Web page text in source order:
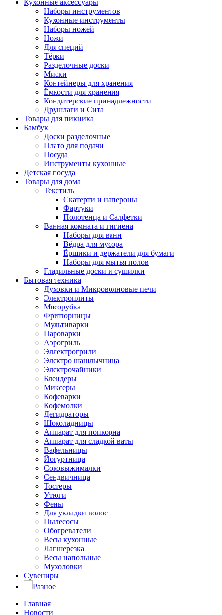
Кухонные аксессуары
Наборы инструментов
Кухонные инструменты
Наборы ножей
Ножи
Для специй
Тёрки
Разделочные доски
Миски
Контейнеры для хранения
Ёмкости для хранения
Кондитерские принадлежности
Друшлаги и Сита
Товары для пикника
Бамбук
Доски разделочные
Плато для подачи
Посуда
Инструменты кухонные
Детская посуда
Товары для дома
Текстиль
Скатерти и напероны
Фартуки
Полотенца и Салфетки
Ванная комната и гигиена
Наборы для ванн
Вёдра для мусора
Ёршики и держатели для бумаги
Наборы для мытья полов
Гладильные доски и сушилки
Бытовая техника
Духовки и Микроволновые печи
Электроплиты
Мясорубка
Фритюрницы
Мультиварки
Пароварки
Аэрогриль
Эллектрогрили
Электро шашлычница
Электрочайники
Блендеры
Миксеры
Кофеварки
Кофемолки
Дегидраторы
Шоколадницы
Аппарат для попкорна
Аппарат для сладкой ваты
Вафельницы
Йогуртница
Соковыжималки
Сендвичница
Тостеры
Утюги
Фены
Для укладки волос
Пылесосы
Обогреватели
Весы кухонные
Лапшерезка
Весы напольные
Мухоловки
Сувениры
Разное
Главная
Новости